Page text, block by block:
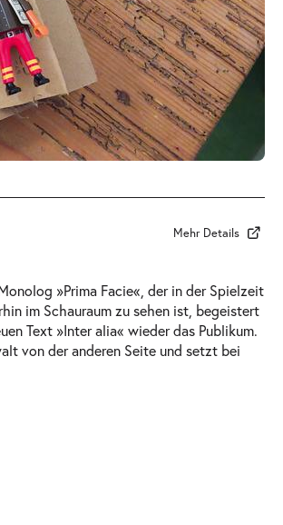
Mehr Details
»Prima Facie«, der in der Spielzeit
im Schauraum zu sehen ist, begeistert
Text »Inter alia« wieder das Publikum.
von der anderen Seite und setzt bei